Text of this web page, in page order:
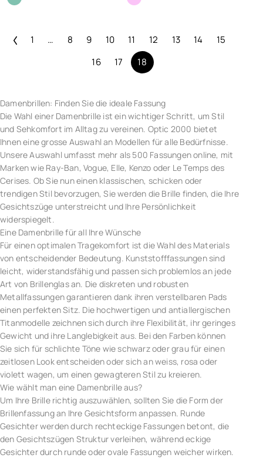
1 … 8 9 10 11 12 13 14
15
16
17 18
Damenbrillen: Finden Sie die ideale Fassung
Die Wahl einer Damenbrille ist ein wichtiger Schritt, um Stil
und Sehkomfort im Alltag zu vereinen. Optic 2000 bietet
Ihnen eine grosse Auswahl an Modellen für alle Bedürfnisse.
Unsere Auswahl umfasst mehr als 500 Fassungen online, mit
Marken wie Ray-Ban, Vogue, Elle, Kenzo oder Le Temps des
Cerises. Ob Sie nun einen klassischen, schicken oder
trendigen Stil bevorzugen, Sie werden die Brille finden, die Ihre
Gesichtszüge unterstreicht und Ihre Persönlichkeit
widerspiegelt.
Eine Damenbrille für all Ihre Wünsche
Für einen optimalen Tragekomfort ist die Wahl des Materials
von entscheidender Bedeutung. Kunststofffassungen sind
leicht, widerstandsfähig und passen sich problemlos an jede
Art von Brillenglas an. Die diskreten und robusten
Metallfassungen garantieren dank ihren verstellbaren Pads
einen perfekten Sitz. Die hochwertigen und antiallergischen
Titanmodelle zeichnen sich durch ihre Flexibilität, ihr geringes
Gewicht und ihre Langlebigkeit aus. Bei den Farben können
Sie sich für schlichte Töne wie schwarz oder grau für einen
zeitlosen Look entscheiden oder sich an weiss, rosa oder
violett wagen, um einen gewagteren Stil zu kreieren.
Wie wählt man eine Damenbrille aus?
Um Ihre Brille richtig auszuwählen, sollten Sie die Form der
Brillenfassung an Ihre Gesichtsform anpassen. Runde
Gesichter werden durch rechteckige Fassungen betont, die
den Gesichtszügen Struktur verleihen, während eckige
Gesichter durch runde oder ovale Fassungen weicher wirken.